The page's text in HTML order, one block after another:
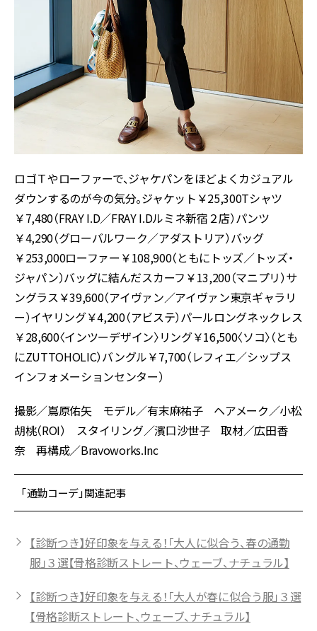
ロゴＴやローファーで、ジャケパンをほどよくカジュアル
ダウンするのが今の気分。ジャケット￥25,300Tシャツ
￥7,480（FRAY I.D／FRAY I.Dルミネ新宿２店）パンツ
￥4,290（グローバルワーク／アダストリア）バッグ
￥253,000ローファー￥108,900（ともにトッズ／トッズ・
ジャパン）バッグに結んだスカーフ￥13,200（マニプリ）サ
ングラス￥39,600（アイヴァン／アイヴァン東京ギャラリ
ー）イヤリング￥4,200（アビステ）パールロングネックレス
￥28,600〈インツーデザイン〉リング￥16,500〈ソコ〉（とも
にZUTTOHOLIC）バングル￥7,700（レフィエ／シップス
インフォメーションセンター）
撮影／嶌原佑矢 モデル／有末麻祐子 ヘアメーク／小松
胡桃（ROI） スタイリング／濱口沙世子 取材／広田香
奈 再構成／Bravoworks.Inc
「通勤コーデ」関連記事
【診断つき】好印象を与える！「大人に似合う、春の通勤
服」３選【骨格診断ストレート、ウェーブ、ナチュラル】
【診断つき】好印象を与える！「大人が春に似合う服」３選
【骨格診断ストレート、ウェーブ、ナチュラル】